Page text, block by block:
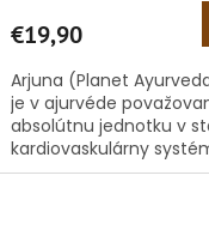
€19,90
Arjuna (Planet
je v ajurvéde
absolútnu jednotku v
kardiovaskulárny
% prírodný produkt